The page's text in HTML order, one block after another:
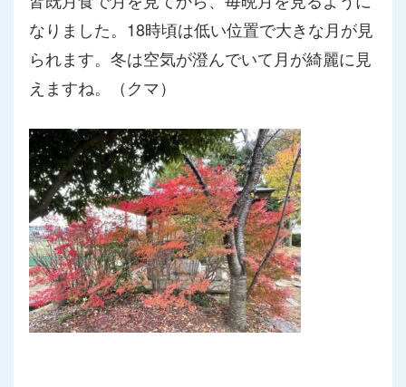
なりました。18時頃は低い位置で大きな月が見
られます。冬は空気が澄んでいて月が綺麗に見
えますね。
（クマ）